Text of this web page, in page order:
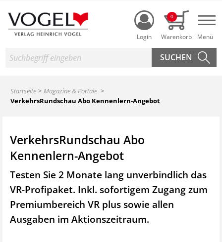
Login
0
Suche
Startseite
Magazine & Portale
VerkehrsRundschau Abo Kennenlern-Angebot
VerkehrsRundschau Abo
Kennenlern-Angebot
Testen Sie 2 Monate lang unverbindlich das
VR-Profipaket. Inkl. sofortigem Zugang zum
Premiumbereich VR plus sowie allen
Ausgaben im Aktionszeitraum.